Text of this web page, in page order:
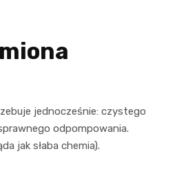
jednocześnie: czystego
odpompowania.
jak słaba chemia).